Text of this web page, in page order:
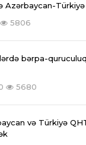
Azərbaycan-Türkiyə
5806
bərpa-
5680
və Türkiyə